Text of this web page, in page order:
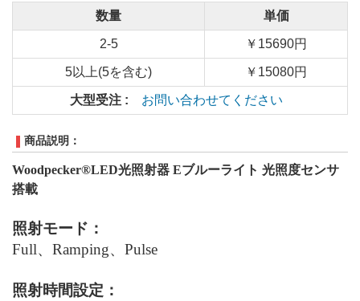
数量 単価
2-5 ￥15690円
5以上(5を含む) ￥15080円
大型受注 : お問い合わせてください
商品説明：
Woodpecker®LED光照射器 Eブルーライト 光照度センサ
搭載
照射モード：
Full、Ramping、Pulse
照射時間設定：